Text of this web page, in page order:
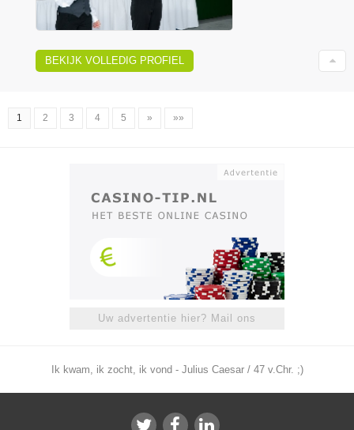
BEKIJK VOLLEDIG PROFIEL
1 2 3 4 5 » »»
Uw advertentie hier? Mail ons
Ik kwam, ik zocht, ik vond - Julius Caesar / 47 v.Chr. ;)